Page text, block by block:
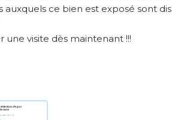
auxquels ce bien est exposé sont
visite dès maintenant !!!